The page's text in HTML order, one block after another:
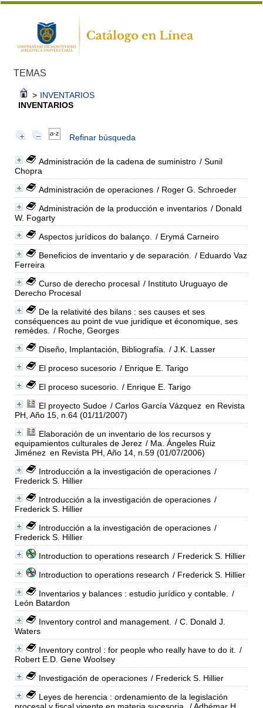
TEMAS
> INVENTARIOS
INVENTARIOS
Refinar búsqueda
Administración de la cadena de suministro / Sunil
Chopra
Administración de operaciones / Roger G. Schroeder
Administración de la producción e inventarios / Donald
W. Fogarty
Aspectos jurídicos do balanço.
/ Erymá Carneiro
Beneficios de inventario y de separación.
/ Eduardo Vaz
Ferreira
Curso de derecho procesal / Instituto Uruguayo de
Derecho Procesal
De la relativité des bilans : ses causes et ses
conséquences au point de vue juridique et économique, ses
remèdes.
/ Roche, Georges
Diseño, Implantación, Bibliografía.
/ J.K. Lasser
El proceso sucesorio / Enrique E. Tarigo
El proceso sucesorio.
/ Enrique E. Tarigo
El proyecto Sudoe / Carlos García Vázquez en Revista
PH, Año 15, n.64 (01/11/2007)
Elaboración de un inventario de los recursos y
equipamientos culturales de Jerez / Ma. Ángeles Ruiz
Jiménez en Revista PH, Año 14, n.59 (01/07/2006)
Introducción a la investigación de operaciones /
Frederick S. Hillier
Introducción a la investigación de operaciones /
Frederick S. Hillier
Introducción a la investigación de operaciones /
Frederick S. Hillier
Introduction to operations research / Frederick S. Hillier
Introduction to operations research / Frederick S. Hillier
Inventarios y balances : estudio jurídico y contable.
/
León Batardon
Inventory control and management.
/ C. Donald J.
Waters
Inventory control : for people who really have to do it.
/
Robert E.D. Gene Woolsey
Investigación de operaciones / Frederick S. Hillier
Leyes de herencia : ordenamiento de la legislación
procesal y fiscal vigente en materia sucesoria.
/ Adhémar H.